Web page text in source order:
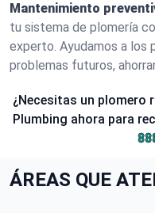
Mantenimiento
tu sistema de plomería
experto. Ayudamos a los
problemas futuros,
¿Necesitas un plomero
Plumbing ahora para
ÁREAS QUE